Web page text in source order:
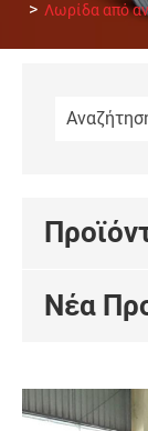
Λωρίδα από
Νέα